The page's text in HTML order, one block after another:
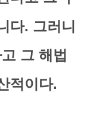
다. 그러니
그 해법
적이다.